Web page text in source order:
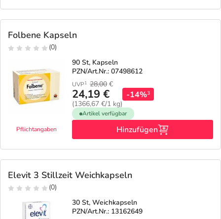
Folbene Kapseln
(0)
Pflichtangaben
90 St, Kapseln
PZN/Art.Nr.: 07498612
UVP1 28,00 €
24,19 €
(1366,67 €/1 kg)
-14%3
Artikel verfügbar
Hinzufügen
Elevit 3 Stillzeit Weichkapseln
(0)
30 St, Weichkapseln
PZN/Art.Nr.: 13162649